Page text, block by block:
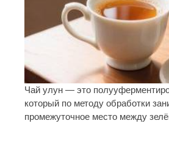
Чай улун — это
который по методу обработки
промежуточное место между